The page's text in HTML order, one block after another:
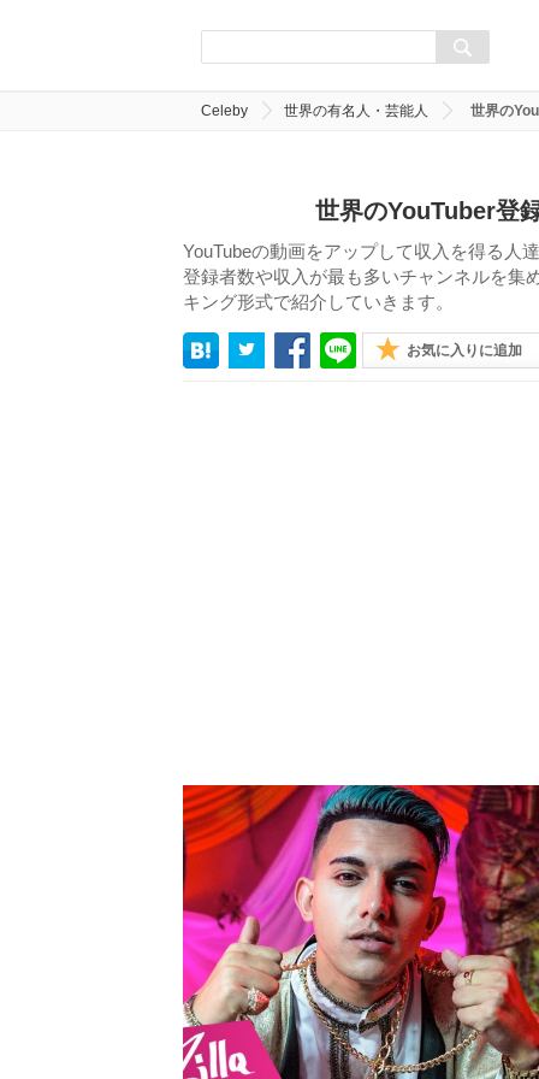
Celeby 世界の有名人・芸能人 世界の
世界のYouTuber登
YouTubeの動画をアップして収入を得る人
登録者数や収入が最も多いチャンネルを集
キング形式で紹介していきます。
お気に入りに追加